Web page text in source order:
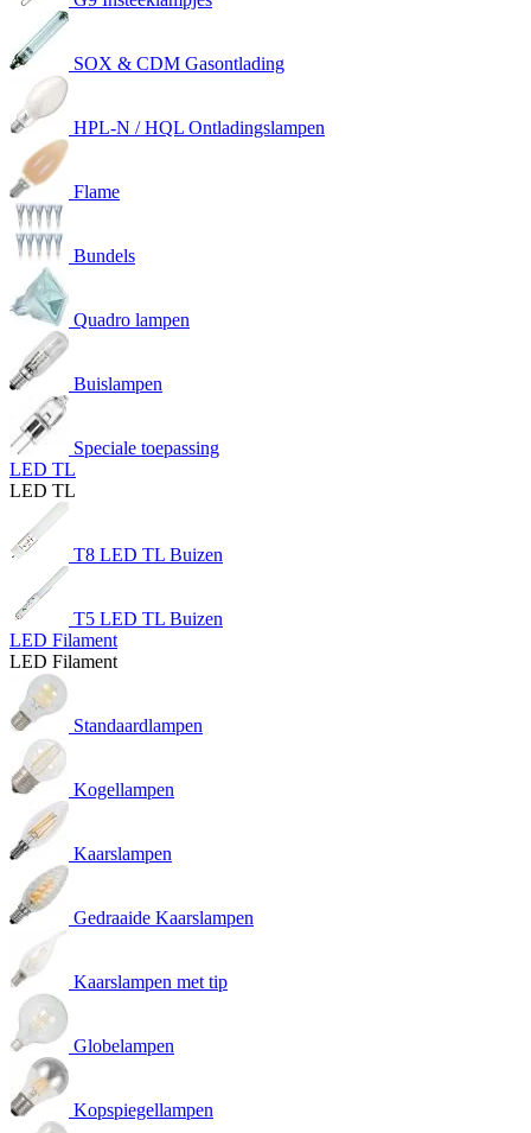
SOX & CDM Gasontlading
HPL-N / HQL Ontladingslampen
Flame
Bundels
Quadro lampen
Buislampen
Speciale toepassing
LED TL
LED TL
T8 LED TL Buizen
T5 LED TL Buizen
LED Filament
LED Filament
Standaardlampen
Kogellampen
Kaarslampen
Gedraaide Kaarslampen
Kaarslampen met tip
Globelampen
Kopspiegellampen